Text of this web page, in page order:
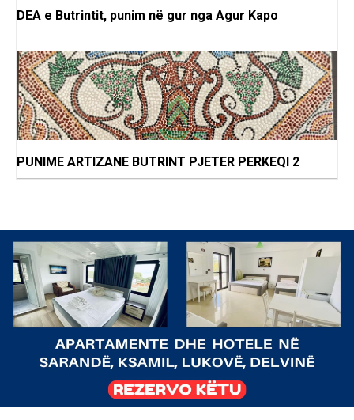
DEA e Butrintit, punim në gur nga Agur Kapo
PUNIME ARTIZANE BUTRINT PJETER PERKEQI 2